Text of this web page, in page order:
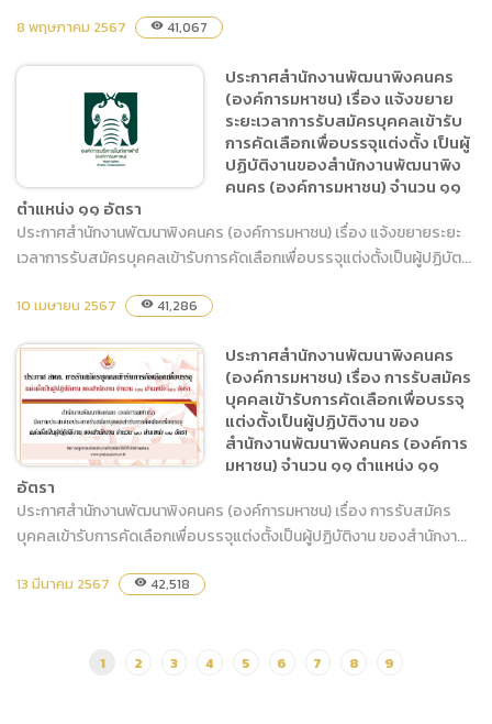
คนคร (องค์การมหาชน) เรื่อง
รายชื่อผู้มีสิทธิเข้ารับการสอบ
ข้อเขียนหรือสอบสัมภาษณ์
เพื่อคัดเลือกเป็นผู้ปฏิบัติงาน
ของสำนักงานพัฒนาพิงคนคร
(องค์การมหาชน) จำนวน ๑๑
ตำแหน่ง ๑๑ อัตรา
8 พฤษภาคม 2567 visibility 41,067
ประกาศสำนักงานพัฒนาพิง
คนคร (องค์การมหาชน) เรื่อง
แจ้งขยายระยะเวลาการรับ
สมัครบุคคลเข้ารับการคัด
เลือกเพื่อบรรจุแต่งตั้ง เป็นผู้
ปฏิบัติงานของสำนักงาน
พัฒนาพิงคนคร (องค์การ
มหาชน) จำนวน ๑๑ ตำแหน่ง
๑๑ อัตรา
ประกาศสำนักงานพัฒนาพิงคนคร
(องค์การมหาชน) เรื่อง แจ้งขยาย
ระยะเวลาการรับสมัครบุคคลเข้ารับ
การคัดเลือกเพื่อบรรจุแต่งตั้ง เป็นผู้
ปฏิบัติงานของสำนักงานพัฒนาพิง
คนคร (องค์การมหาชน) จำนวน ๑๑
ตำแหน่ง ๑๑ อัตรา
ประกาศสำนักงานพัฒนาพิงคนคร (องค์การมหาชน) เรื่อง แจ้งขยายระยะ
เวลาการรับสมัครบุคคลเข้ารับการคัดเลือกเพื่อบรรจุแต่งตั้งเป็นผู้ปฏิบัต...
10 เมษายน 2567 visibility 41,286
ประกาศสำนักงานพัฒนาพิง
คนคร (องค์การมหาชน) เรื่อง
การรับสมัครบุคคลเข้ารับการ
พัฒนาพิงคนคร (องค์การ
ประกาศสำนักงานพัฒนาพิงคนคร
(องค์การมหาชน) เรื่อง การรับสมัคร
บุคคลเข้ารับการคัดเลือกเพื่อบรรจุ
แต่งตั้งเป็นผู้ปฏิบัติงาน ของ
สำนักงานพัฒนาพิงคนคร (องค์การ
มหาชน) จำนวน ๑๑ ตำแหน่ง ๑๑
อัตรา
ประกาศสำนักงานพัฒนาพิงคนคร (องค์การมหาชน) เรื่อง การรับสมัคร
บุคคลเข้ารับการคัดเลือกเพื่อบรรจุแต่งตั้งเป็นผู้ปฏิบัติงาน ของสำนักงา...
13 มีนาคม 2567 visibility 42,518
1 2 3 4 5 6 7 8 9